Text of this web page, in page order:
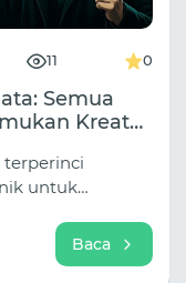
11 0
Semua
Kreator
untuk
Baca